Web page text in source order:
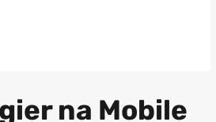
na Mobile